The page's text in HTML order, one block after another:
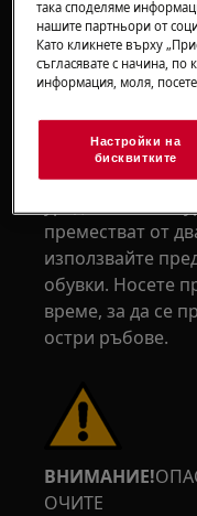
ВНИМАНИЕ!
Винаги
преместват от
използвайте
обувки. Носете
време, за да се
остри ръбове.
ВНИМАНИЕ!
ОЧИТЕ
така споделяме
нашите партньори от
Като кликнете върху
съгласявате с начина,
информация, моля,
Настройки на
бисквитките